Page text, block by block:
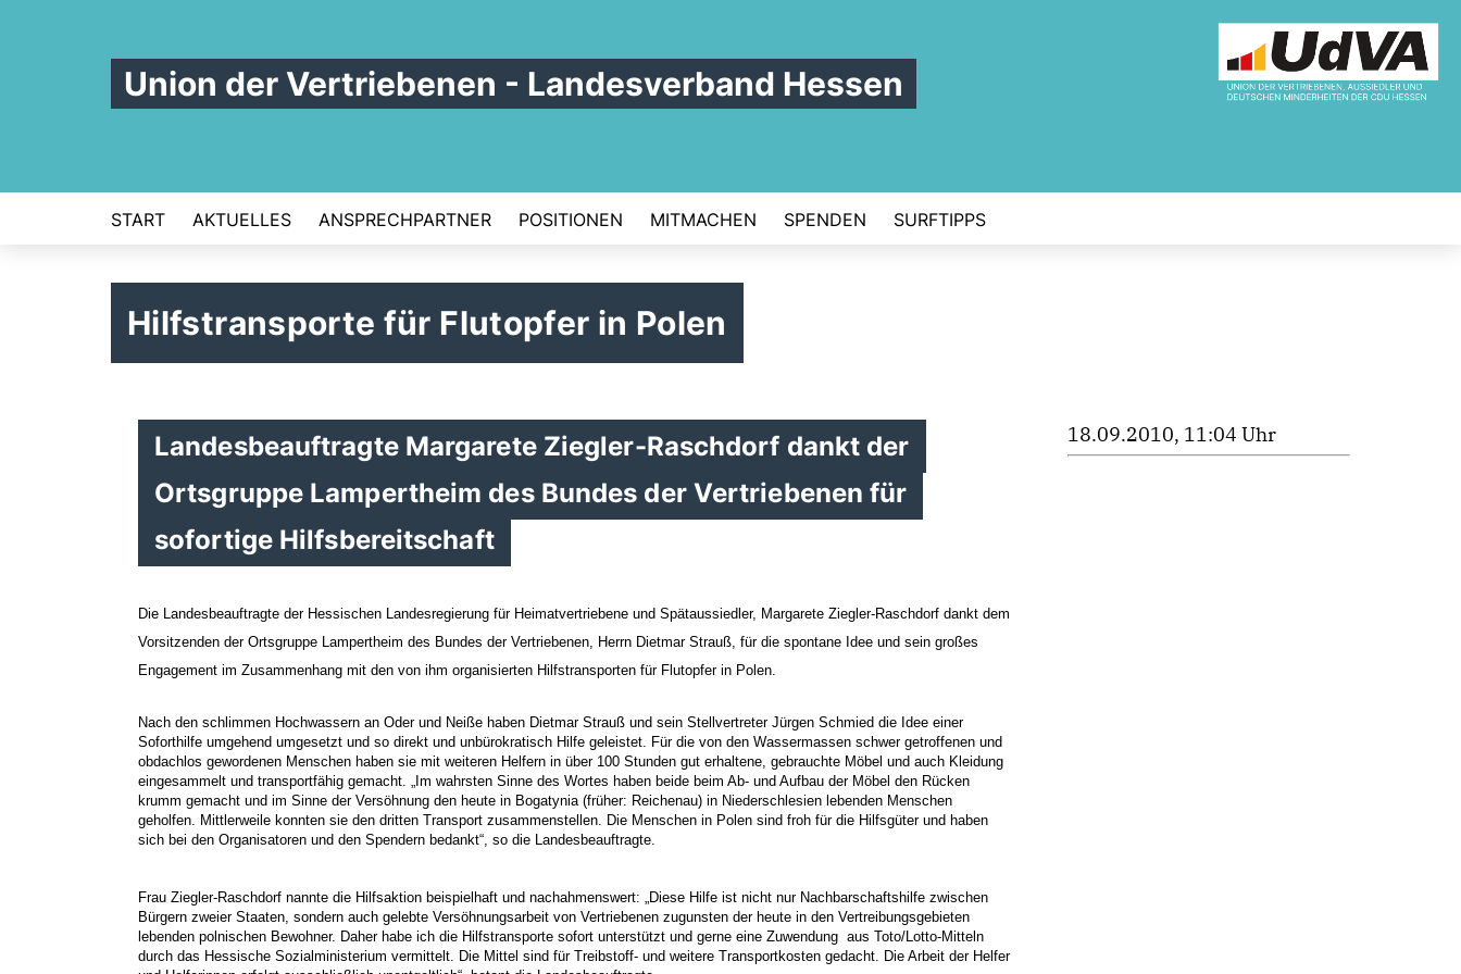
Union der Vertriebenen - Landesverband Hessen
START AKTUELLES ANSPRECHPARTNER POSITIONEN MITMACHEN SPENDEN SURFTIPPS
Hilfstransporte für Flutopfer in Polen
Landesbeauftragte Margarete Ziegler-Raschdorf dankt der
Ortsgruppe Lampertheim des Bundes der Vertriebenen für
sofortige Hilfsbereitschaft
Die Landesbeauftragte der Hessischen Landesregierung für Heimatvertriebene und Spätaussiedler, Margarete Ziegler-Raschdorf dankt dem
Vorsitzenden der Ortsgruppe Lampertheim des Bundes der Vertriebenen, Herrn Dietmar Strauß, für die spontane Idee und sein großes
Engagement im Zusammenhang mit den von ihm organisierten Hilfstransporten für Flutopfer in Polen.
Nach den schlimmen Hochwassern an Oder und Neiße haben Dietmar Strauß und sein Stellvertreter Jürgen Schmied die Idee einer
Soforthilfe umgehend umgesetzt und so direkt und unbürokratisch Hilfe geleistet. Für die von den Wassermassen schwer getroffenen und
obdachlos gewordenen Menschen haben sie mit weiteren Helfern in über 100 Stunden gut erhaltene, gebrauchte Möbel und auch Kleidung
eingesammelt und transportfähig gemacht. „Im wahrsten Sinne des Wortes haben beide beim Ab- und Aufbau der Möbel den Rücken
krumm gemacht und im Sinne der Versöhnung den heute in Bogatynia (früher: Reichenau) in Niederschlesien lebenden Menschen
geholfen. Mittlerweile konnten sie den dritten Transport zusammenstellen. Die Menschen in Polen sind froh für die Hilfsgüter und haben
sich bei den Organisatoren und den Spendern bedankt“, so die Landesbeauftragte.
Frau Ziegler-Raschdorf nannte die Hilfsaktion beispielhaft und nachahmenswert: „Diese Hilfe ist nicht nur Nachbarschaftshilfe zwischen
Bürgern zweier Staaten, sondern auch gelebte Versöhnungsarbeit von Vertriebenen zugunsten der heute in den Vertreibungsgebieten
lebenden polnischen Bewohner. Daher habe ich die Hilfstransporte sofort unterstützt und gerne eine Zuwendung aus Toto/Lotto-Mitteln
durch das Hessische Sozialministerium vermittelt. Die Mittel sind für Treibstoff- und weitere Transportkosten gedacht. Die Arbeit der Helfer
18.09.2010, 11:04 Uhr